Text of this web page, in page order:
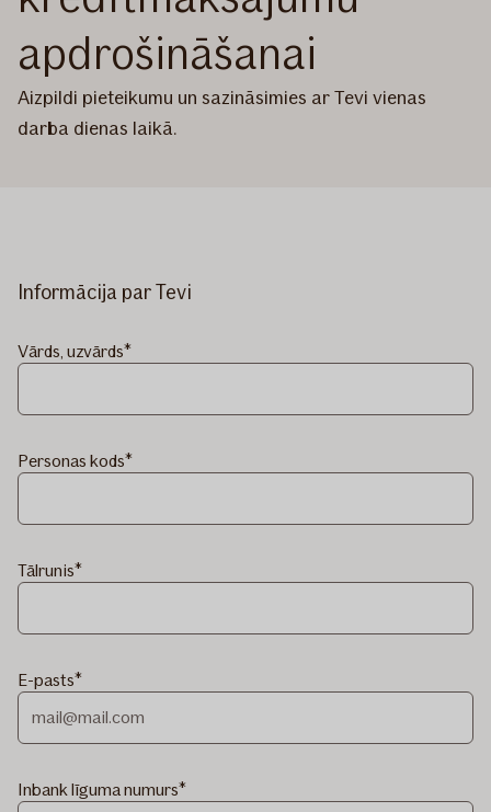
apdrošināšanai
Aizpildi pieteikumu un sazināsimies ar Tevi vienas
darba dienas laikā.
Informācija par Tevi
Vārds, uzvārds
Personas kods
Tālrunis
E-pasts
Inbank līguma numurs